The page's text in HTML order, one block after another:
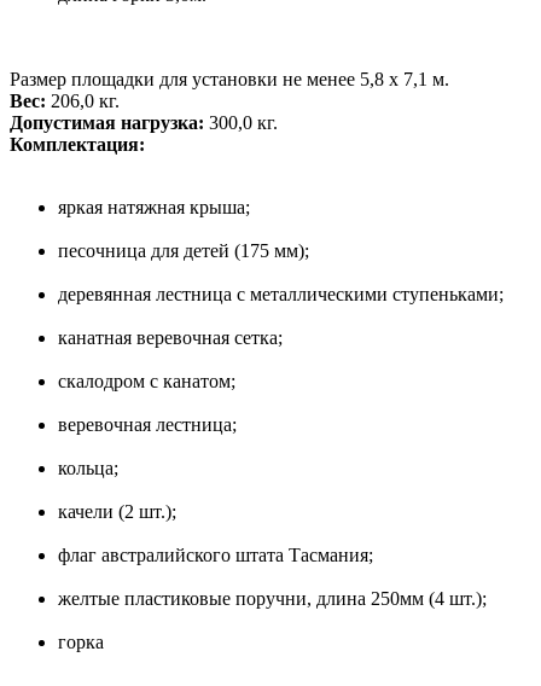
Размер площадки для установки не менее 5,8 х 7,1 м.
Вес: 206,0 кг.
Допустимая нагрузка: 300,0 кг.
Комплектация:
яркая натяжная крыша;
песочница для детей (175 мм);
деревянная лестница с металлическими ступеньками;
канатная веревочная сетка;
скалодром с канатом;
веревочная лестница;
кольца;
качели (2 шт.);
флаг австралийского штата Тасмания;
желтые пластиковые поручни, длина 250мм (4 шт.);
горка